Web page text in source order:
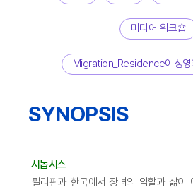
미디어 워크숍
Migration_Residence여성영
SYNOPSIS
시놉시스
필리핀과 한국에서 장녀의 역할과 삶이